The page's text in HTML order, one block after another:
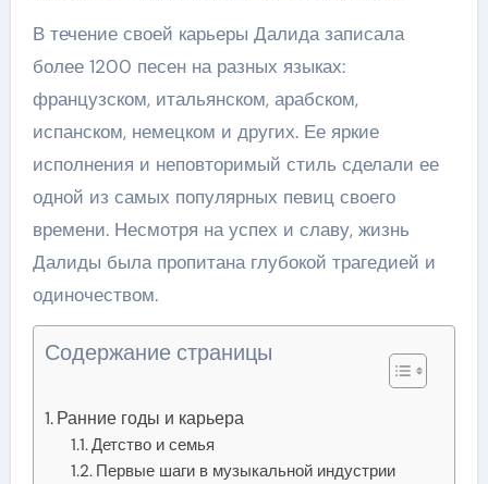
В течение своей карьеры Далида записала
более 1200 песен на разных языках:
французском, итальянском, арабском,
испанском, немецком и других. Ее яркие
исполнения и неповторимый стиль сделали ее
одной из самых популярных певиц своего
времени. Несмотря на успех и славу, жизнь
Далиды была пропитана глубокой трагедией и
одиночеством.
Содержание страницы
Ранние годы и карьера
Детство и семья
Первые шаги в музыкальной индустрии